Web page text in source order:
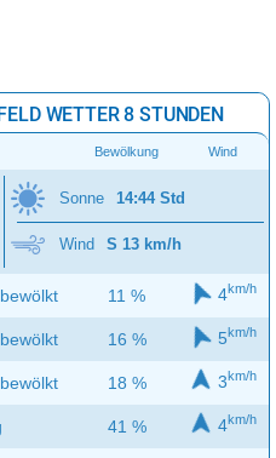
WETTER 8 STUNDEN
Bewölkung Wind
Sonne 14:44 Std
Wind S 13 km/h
11 % 4km/h
16 % 5km/h
18 % 3km/h
41 % 4km/h